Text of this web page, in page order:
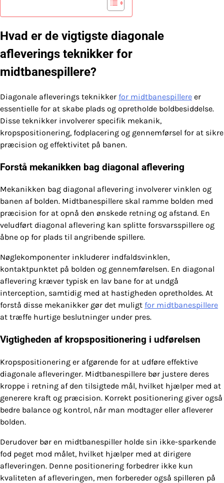
Hvad er de vigtigste diagonale
afleverings teknikker for
midtbanespillere?
Diagonale afleverings teknikker for midtbanespillere er
essentielle for at skabe plads og opretholde boldbesiddelse.
Disse teknikker involverer specifik mekanik,
kropspositionering, fodplacering og gennemførsel for at sikre
præcision og effektivitet på banen.
Forstå mekanikken bag diagonal aflevering
Mekanikken bag diagonal aflevering involverer vinklen og
banen af bolden. Midtbanespillere skal ramme bolden med
præcision for at opnå den ønskede retning og afstand. En
veludført diagonal aflevering kan splitte forsvarsspillere og
åbne op for plads til angribende spillere.
Nøglekomponenter inkluderer indfaldsvinklen,
kontaktpunktet på bolden og gennemførelsen. En diagonal
aflevering kræver typisk en lav bane for at undgå
interception, samtidig med at hastigheden opretholdes. At
forstå disse mekanikker gør det muligt for midtbanespillere
at træffe hurtige beslutninger under pres.
Vigtigheden af kropspositionering i udførelsen
Kropspositionering er afgørende for at udføre effektive
diagonale afleveringer. Midtbanespillere bør justere deres
kroppe i retning af den tilsigtede mål, hvilket hjælper med at
generere kraft og præcision. Korrekt positionering giver også
bedre balance og kontrol, når man modtager eller afleverer
bolden.
Derudover bør en midtbanespiller holde sin ikke-sparkende
fod peget mod målet, hvilket hjælper med at dirigere
afleveringen. Denne positionering forbedrer ikke kun
kvaliteten af afleveringen, men forbereder også spilleren på